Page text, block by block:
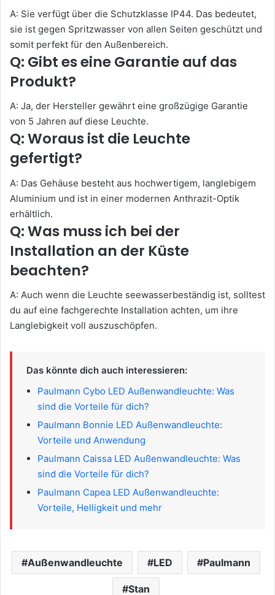
A: Sie verfügt über die Schutzklasse IP44. Das bedeutet,
sie ist gegen Spritzwasser von allen Seiten geschützt und
somit perfekt für den Außenbereich.
Q: Gibt es eine Garantie auf das
Produkt?
A: Ja, der Hersteller gewährt eine großzügige Garantie
von 5 Jahren auf diese Leuchte.
Q: Woraus ist die Leuchte
gefertigt?
A: Das Gehäuse besteht aus hochwertigem, langlebigem
Aluminium und ist in einer modernen Anthrazit-Optik
erhältlich.
Q: Was muss ich bei der
Installation an der Küste
beachten?
A: Auch wenn die Leuchte seewasserbeständig ist, solltest
du auf eine fachgerechte Installation achten, um ihre
Langlebigkeit voll auszuschöpfen.
Das könnte dich auch interessieren:
Paulmann Cybo LED Außenwandleuchte: Was
sind die Vorteile für dich?
Paulmann Bonnie LED Außenwandleuchte:
Vorteile und Anwendung
Paulmann Caissa LED Außenwandleuchte: Was
sind die Vorteile für dich?
Paulmann Capea LED Außenwandleuchte:
Vorteile, Helligkeit und mehr
Außenwandleuchte LED Paulmann
Stan